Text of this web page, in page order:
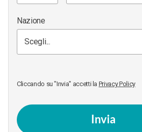
Nazione
Cliccando su "Invia" accetti la Privacy Policy
Invia